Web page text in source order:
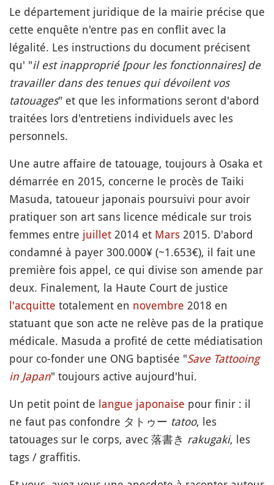
Le département juridique de la mairie précise que
cette enquête n'entre pas en conflit avec la
légalité. Les instructions du document précisent
qu' "il est inapproprié [pour les fonctionnaires] de
travailler dans des tenues qui dévoilent vos
tatouages" et que les informations seront d'abord
traitées lors d'entretiens individuels avec les
personnels.
Une autre affaire de tatouage, toujours à Osaka et
démarrée en 2015, concerne le procès de Taiki
Masuda, tatoueur japonais poursuivi pour avoir
pratiquer son art sans licence médicale sur trois
femmes entre juillet 2014 et Mars 2015. D'abord
condamné à payer 300.000¥ (~1.653€), il fait une
première fois appel, ce qui divise son amende par
deux. Finalement, la Haute Court de justice
l'acquitte totalement en novembre 2018 en
statuant que son acte ne relève pas de la pratique
médicale. Masuda a profité de cette médiatisation
pour co-fonder une ONG baptisée "Save Tattooing
in Japan" toujours active aujourd'hui.
Un petit point de langue japonaise pour finir : il
ne faut pas confondre タトゥー tatoo, les
tatouages sur le corps, avec 落書き rakugaki, les
tags / graffitis.